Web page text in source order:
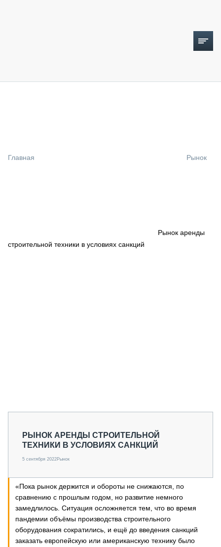
СПЕЦПРОЕКТЫ
Главная Рынок
Рынок аренды
строительной техники в условиях санкций
РЫНОК АРЕНДЫ СТРОИТЕЛЬНОЙ
ТЕХНИКИ В УСЛОВИЯХ САНКЦИЙ
5 сентября 2022Рынок
«Пока рынок держится и обороты не снижаются, по
сравнению с прошлым годом, но развитие немного
замедлилось. Ситуация осложняется тем, что во время
пандемии объёмы производства строительного
оборудования сократились, и ещё до введения санкций
заказать европейскую или американскую технику было